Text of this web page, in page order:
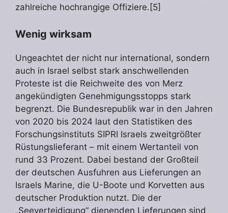
zahlreiche hochrangige Offiziere.[5]
Wenig wirksam
Ungeachtet der nicht nur international, sondern
auch in Israel selbst stark anschwellenden
Proteste ist die Reichweite des von Merz
angekündigten Genehmigungsstopps stark
begrenzt. Die Bundesrepublik war in den Jahren
von 2020 bis 2024 laut den Statistiken des
Forschungsinstituts SIPRI Israels zweitgrößter
Rüstungslieferant – mit einem Wertanteil von
rund 33 Prozent. Dabei bestand der Großteil
der deutschen Ausfuhren aus Lieferungen an
Israels Marine, die U-Boote und Korvetten aus
deutscher Produktion nutzt. Die der
„Seeverteidigung“ dienenden Lieferungen sind